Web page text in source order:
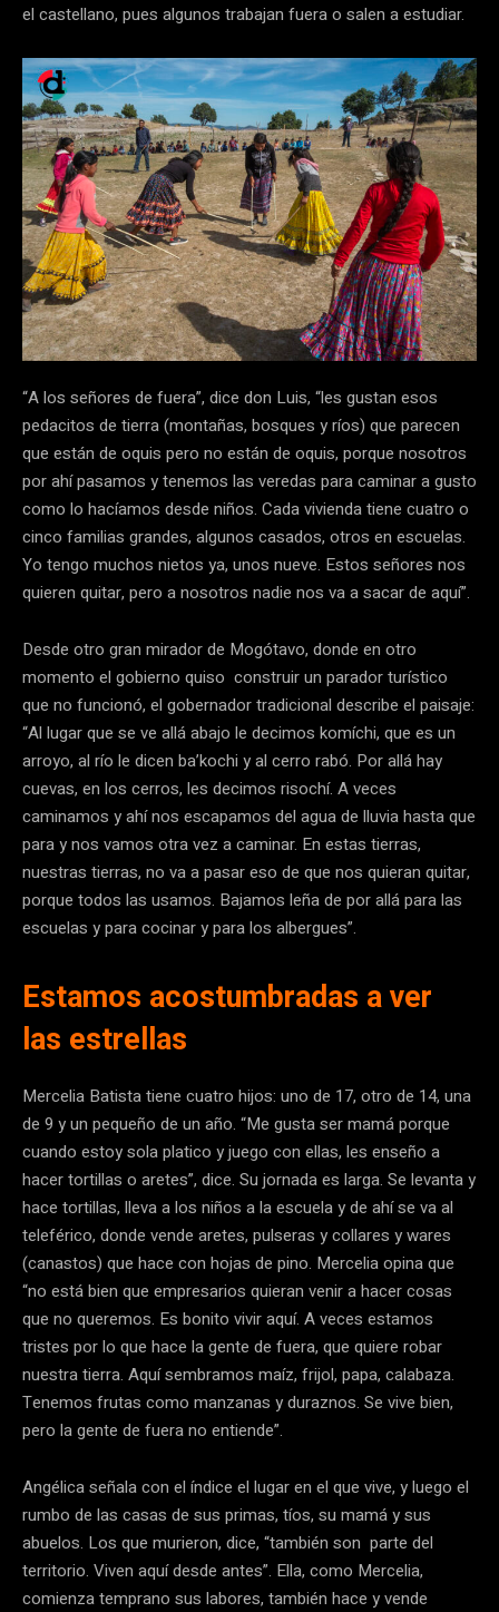
el castellano, pues algunos trabajan fuera o salen a estudiar.
“A los señores de fuera”, dice don Luis, “les gustan esos
pedacitos de tierra (montañas, bosques y ríos) que parecen
que están de oquis pero no están de oquis, porque nosotros
por ahí pasamos y tenemos las veredas para caminar a gusto
como lo hacíamos desde niños. Cada vivienda tiene cuatro o
cinco familias grandes, algunos casados, otros en escuelas.
Yo tengo muchos nietos ya, unos nueve. Estos señores nos
quieren quitar, pero a nosotros nadie nos va a sacar de aquí”.
Desde otro gran mirador de Mogótavo, donde en otro
momento el gobierno quiso construir un parador turístico
que no funcionó, el gobernador tradicional describe el paisaje:
“Al lugar que se ve allá abajo le decimos komíchi, que es un
arroyo, al río le dicen ba’kochi y al cerro rabó. Por allá hay
cuevas, en los cerros, les decimos risochí. A veces
caminamos y ahí nos escapamos del agua de lluvia hasta que
para y nos vamos otra vez a caminar. En estas tierras,
nuestras tierras, no va a pasar eso de que nos quieran quitar,
porque todos las usamos. Bajamos leña de por allá para las
escuelas y para cocinar y para los albergues”.
Estamos acostumbradas a ver
las estrellas
Mercelia Batista tiene cuatro hijos: uno de 17, otro de 14, una
de 9 y un pequeño de un año. “Me gusta ser mamá porque
cuando estoy sola platico y juego con ellas, les enseño a
hacer tortillas o aretes”, dice. Su jornada es larga. Se levanta y
hace tortillas, lleva a los niños a la escuela y de ahí se va al
teleférico, donde vende aretes, pulseras y collares y wares
(canastos) que hace con hojas de pino. Mercelia opina que
“no está bien que empresarios quieran venir a hacer cosas
que no queremos. Es bonito vivir aquí. A veces estamos
tristes por lo que hace la gente de fuera, que quiere robar
nuestra tierra. Aquí sembramos maíz, frijol, papa, calabaza.
Tenemos frutas como manzanas y duraznos. Se vive bien,
pero la gente de fuera no entiende”.
Angélica señala con el índice el lugar en el que vive, y luego el
rumbo de las casas de sus primas, tíos, su mamá y sus
abuelos. Los que murieron, dice, “también son parte del
territorio. Viven aquí desde antes”. Ella, como Mercelia,
comienza temprano sus labores, también hace y vende